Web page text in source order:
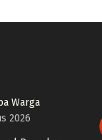
Warga
2026